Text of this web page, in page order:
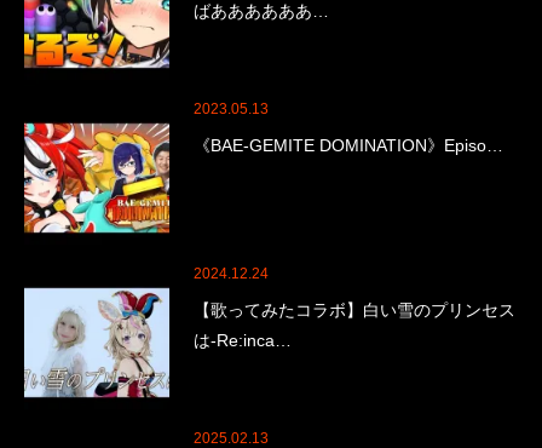
ばああああああ…
2023.05.13
《BAE-GEMITE DOMINATION》Episo…
2024.12.24
【歌ってみたコラボ】白い雪のプリンセス
は-Re:inca…
2025.02.13